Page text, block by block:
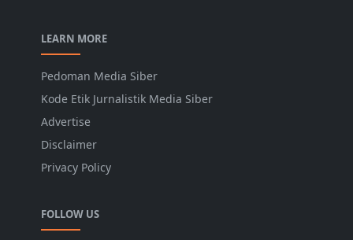
LEARN MORE
Pedoman Media Siber
Kode Etik Jurnalistik Media Siber
Advertise
Disclaimer
Privacy Policy
FOLLOW US